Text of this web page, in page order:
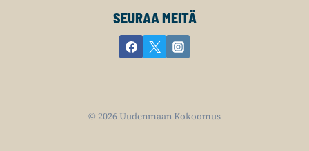
SEURAA MEITÄ
© 2026 Uudenmaan Kokoomus